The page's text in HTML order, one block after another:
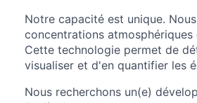
Notre capacité est unique.
concentrations
Cette technologie permet de
visualiser et d'en quantifier les
Nous recherchons un(e)